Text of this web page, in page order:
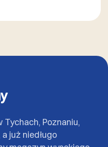
Tychach, Poznaniu,
już niedługo